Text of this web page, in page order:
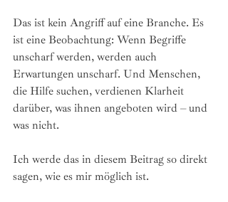
Das ist kein Angriff auf eine Branche. Es
ist eine Beobachtung: Wenn Begriffe
unscharf werden, werden auch
Erwartungen unscharf. Und Menschen,
die Hilfe suchen, verdienen Klarheit
darüber, was ihnen angeboten wird – und
was nicht.
Ich werde das in diesem Beitrag so direkt
sagen, wie es mir möglich ist.